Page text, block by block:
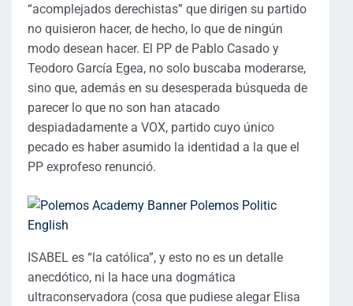
“acomplejados derechistas” que dirigen su partido
no quisieron hacer, de hecho, lo que de ningún
modo desean hacer. El PP de Pablo Casado y
Teodoro García Egea, no solo buscaba moderarse,
sino que, además en su desesperada búsqueda de
parecer lo que no son han atacado
despiadadamente a VOX, partido cuyo único
pecado es haber asumido la identidad a la que el
PP exprofeso renunció.
ISABEL es “la católica”, y esto no es un detalle
anecdótico, ni la hace una dogmática
ultraconservadora (cosa que pudiese alegar Elisa